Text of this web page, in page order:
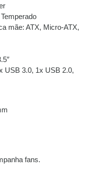
mãe: ATX, Micro-ATX,
USB 3.0, 1x USB 2.0,
fans.